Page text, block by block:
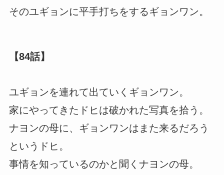
そのユギョンに平手打ちをするギョンワン。
【84話】
ユギョンを連れて出ていくギョンワン。
家にやってきたドヒは破かれた写真を拾う。
ナヨンの母に、ギョンワンはまた来るだろう
というドヒ。
事情を知っているのかと聞くナヨンの母。